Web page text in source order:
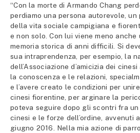
“Con la morte di Armando Chang
perdiamo una persona autorevole,
della vita sociale campigiana e
e non solo. Con lui viene meno
memoria storica di anni difficili. Si
sua intraprendenza, per esempio, la
dell’Associazione d’amicizia dei
la conoscenza e le relazioni,
e l’avere creato le condizioni per
cinesi fiorentine, per arginare la
poteva seguire dopo gli scontri fra
cinesi e le forze dell’ordine, avvenuti
giugno 2016. Nella mia azione di